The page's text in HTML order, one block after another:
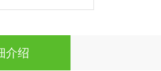
介绍